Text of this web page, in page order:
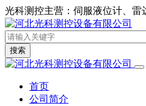
光科测控主营：伺服液位计、
搜索
首页
公司简介